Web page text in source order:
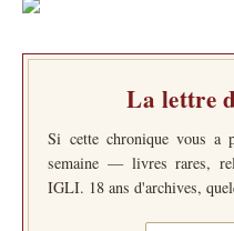
La lettre
Si cette chronique vous a
semaine — livres rares,
IGLI. 18 ans d'archives,